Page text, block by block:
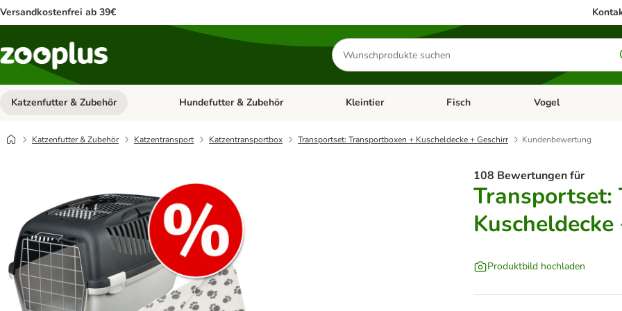
Versandkostenfrei ab 39€
Produkte
suchen
Katzenfutter & Zubehör Kategorie-Menü öffnen: Katzenfutter & Zubehör
Hundefutter & Zubehör Kategorie-Menü öffnen: Hundefutter & Zubehör
Kleintier Kategorie-Menü öffnen: Kleintier
Fisch Kategorie-Menü
Vogel
Katzenfutter & Zubehör Katzentransport Katzentransportbox Transportset: Transportboxen + Kuscheldecke + Geschirr Kundenbewertung
108 Bewertungen für
Transportset:
Produktbild hochladen